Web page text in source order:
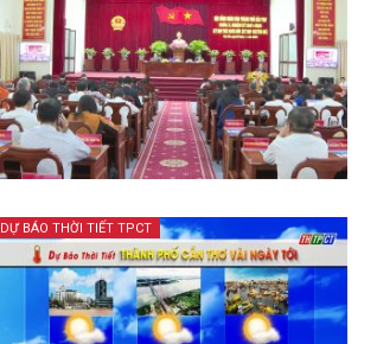
DỰ BÁO THỜI TIẾT TPCT